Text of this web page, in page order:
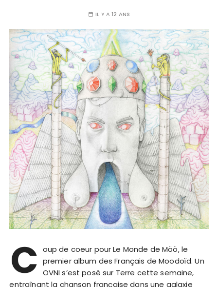
IL Y A 12 ANS
C oup de coeur pour Le Monde de Möö, le
premier album des Français de Moodoïd. Un
OVNI s’est posé sur Terre cette semaine,
entraînant la chanson française dans une galaxie